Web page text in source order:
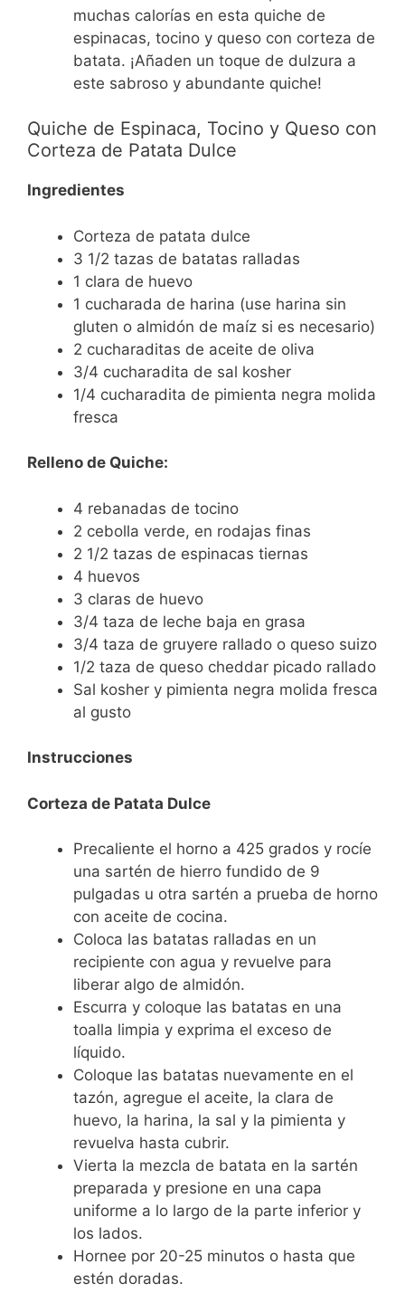
muchas calorías en esta quiche de
espinacas, tocino y queso con corteza de
batata. ¡Añaden un toque de dulzura a
este sabroso y abundante quiche!
Quiche de Espinaca, Tocino y Queso con
Corteza de Patata Dulce
Ingredientes
Corteza de patata dulce
3 1/2 tazas de batatas ralladas
1 clara de huevo
1 cucharada de harina (use harina sin
gluten o almidón de maíz si es necesario)
2 cucharaditas de aceite de oliva
3/4 cucharadita de sal kosher
1/4 cucharadita de pimienta negra molida
fresca
Relleno de Quiche:
4 rebanadas de tocino
2 cebolla verde, en rodajas finas
2 1/2 tazas de espinacas tiernas
4 huevos
3 claras de huevo
3/4 taza de leche baja en grasa
3/4 taza de gruyere rallado o queso suizo
1/2 taza de queso cheddar picado rallado
Sal kosher y pimienta negra molida fresca
al gusto
Instrucciones
Corteza de Patata Dulce
Precaliente el horno a 425 grados y rocíe
una sartén de hierro fundido de 9
pulgadas u otra sartén a prueba de horno
con aceite de cocina.
Coloca las batatas ralladas en un
recipiente con agua y revuelve para
liberar algo de almidón.
Escurra y coloque las batatas en una
toalla limpia y exprima el exceso de
líquido.
Coloque las batatas nuevamente en el
tazón, agregue el aceite, la clara de
huevo, la harina, la sal y la pimienta y
revuelva hasta cubrir.
Vierta la mezcla de batata en la sartén
preparada y presione en una capa
uniforme a lo largo de la parte inferior y
los lados.
Hornee por 20-25 minutos o hasta que
estén doradas.